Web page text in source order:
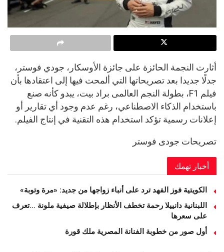
أثارت النجمة الحائزة على جائزة الأوسكار، جودي فوستر،
جدلًا جديدا بعد تصريحاتها التي ألمحت فيها إلى اعتقادها بأن
فيلم F1، بطولة النجم العالمى براد بيت، يبدو كأنه صنع
باستخدام الذكاء الاصطناعي، رغم عدم وجود أي تقارير أو
إعلانات رسمية تؤكد استخدام هذه التقنية في إنتاج الفيلم.
تصريحات جودى فوستر
أخبار تهمك
الكويتية فوز الفهد ترد على أنباء زواجها من جديد: «مرة وتوبة» ‏
اللبنانية دانييلا رحمة تخطف الأنظار بإطلالة صيفية ملونة …تعرف
على سعرها
أول صور من خطوبة الفنانة المصرية ملك قورة